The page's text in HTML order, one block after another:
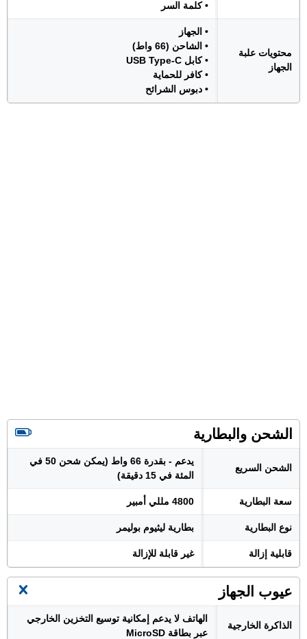
• كلمة السر
محتويات علبة
الجهاز
• الجهاز
• الشاحن (66 واط)
• كابل USB Type-C
• كافر للحماية
• دبوس الشرائح
الشحن والبطارية
الشحن السريع
يدعم - بقدرة 66 واط (يمكن شحن 50 في
المئة في 15 دقيقة)
سعة البطارية 4800 مللي أمبير
نوع البطارية بطارية ليثيوم بوليمر
قابلية إزالة غير قابلة للإزالة
عيوب الجهاز
الذاكرة الخارجية
الهاتف لا يدعم إمكانية توسيع التخزين الخارجي
عبر بطاقة MicroSD